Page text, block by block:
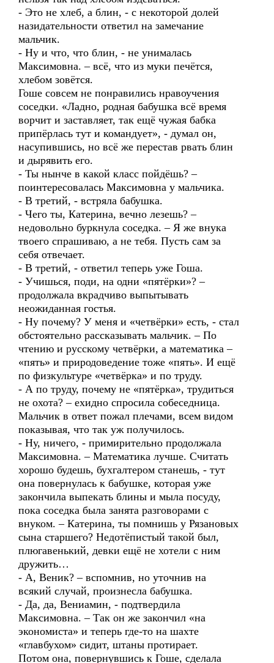
- Это не хлеб, а блин, - с некоторой долей
назидательности ответил на замечание
мальчик.
- Ну и что, что блин, - не унималась
Максимовна. – всё, что из муки печётся,
хлебом зовётся.
Гоше совсем не понравились нравоучения
соседки. «Ладно, родная бабушка всё время
ворчит и заставляет, так ещё чужая бабка
припёрлась тут и командует», - думал он,
насупившись, но всё же перестав рвать блин
и дырявить его.
- Ты нынче в какой класс пойдёшь? –
поинтересовалась Максимовна у мальчика.
- В третий, - встряла бабушка.
- Чего ты, Катерина, вечно лезешь? –
недовольно буркнула соседка. – Я же внука
твоего спрашиваю, а не тебя. Пусть сам за
себя отвечает.
- В третий, - ответил теперь уже Гоша.
- Учишься, поди, на одни «пятёрки»? –
продолжала вкрадчиво выпытывать
неожиданная гостья.
- Ну почему? У меня и «четвёрки» есть, - стал
обстоятельно рассказывать мальчик. – По
чтению и русскому четвёрки, а математика –
«пять» и природоведение тоже «пять». И ещё
по физкультуре «четвёрка» и по труду.
- А по труду, почему не «пятёрка», трудиться
не охота? – ехидно спросила собеседница.
Мальчик в ответ пожал плечами, всем видом
показывая, что так уж получилось.
- Ну, ничего, - примирительно продолжала
Максимовна. – Математика лучше. Считать
хорошо будешь, бухгалтером станешь, - тут
она повернулась к бабушке, которая уже
закончила выпекать блины и мыла посуду,
пока соседка была занята разговорами с
внуком. – Катерина, ты помнишь у Рязановых
сына старшего? Недотёпистый такой был,
плюгавенький, девки ещё не хотели с ним
дружить…
- А, Веник? – вспомнив, но уточнив на
всякий случай, произнесла бабушка.
- Да, да, Вениамин, - подтвердила
Максимовна. – Так он же закончил «на
экономиста» и теперь где-то на шахте
«главбухом» сидит, штаны протирает.
Потом она, повернувшись к Гоше, сделала